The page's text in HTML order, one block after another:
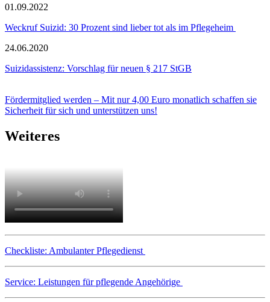
01.09.2022
Weckruf Suizid: 30 Prozent sind lieber tot als im Pflegeheim
24.06.2020
Suizidassistenz: Vorschlag für neuen § 217 StGB
Fördermitglied werden – Mit nur 4,00 Euro monatlich schaffen sie
Sicherheit für sich und unterstützen uns!
Weiteres
Checkliste: Ambulanter Pflegedienst
Service: Leistungen für pflegende Angehörige